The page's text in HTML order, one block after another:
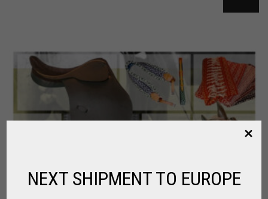
NEXT SHIPMENT TO EUROPE